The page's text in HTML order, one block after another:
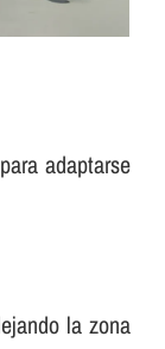
adaptarse
la zona